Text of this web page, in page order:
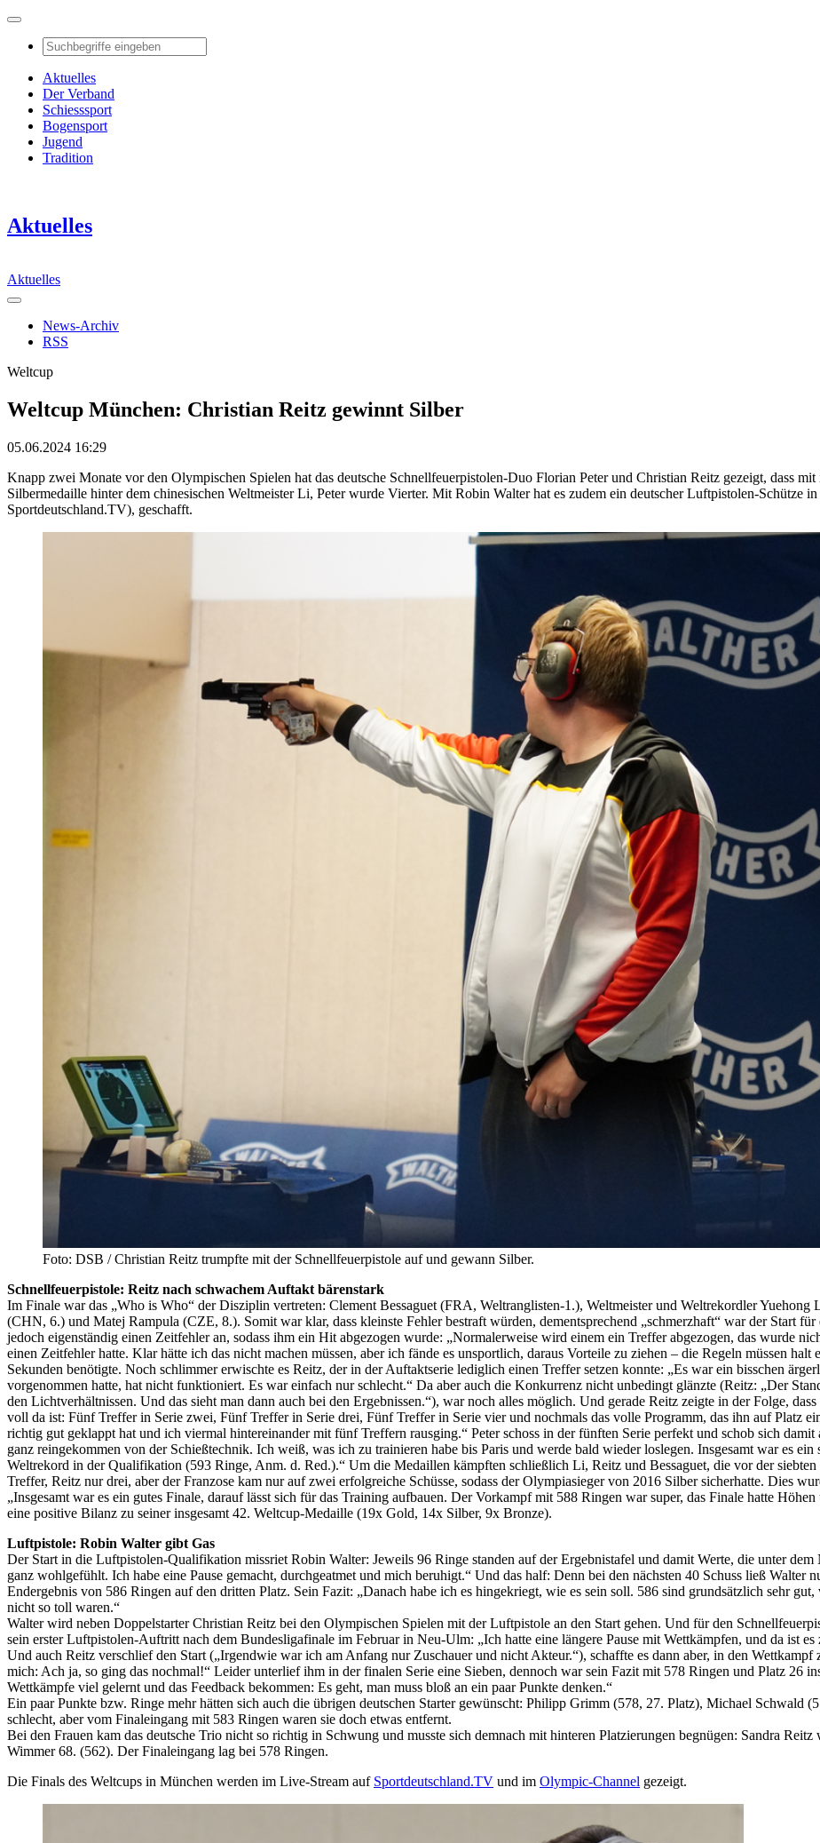
Aktuelles
Der Verband
Schiesssport
Bogensport
Jugend
Tradition
Aktuelles
Aktuelles
News-Archiv
RSS
Weltcup
Weltcup München: Christian Reitz gewinnt Silber
05.06.2024 16:29
Knapp zwei Monate vor den Olympischen Spielen hat das deutsche Schnellfeuerpistolen-Duo Florian Peter und Christian Reitz gezeigt, dass
Silbermedaille hinter dem chinesischen Weltmeister Li, Peter wurde Vierter. Mit Robin Walter hat es zudem ein deutscher Luftpistolen-Schütze
Sportdeutschland.TV), geschafft.
Foto: DSB / Christian Reitz trumpfte mit der Schnellfeuerpistole auf und gewann Silber.
Schnellfeuerpistole: Reitz nach schwachem Auftakt bärenstark
Im Finale war das „Who is Who“ der Disziplin vertreten: Clement Bessaguet (FRA, Weltranglisten-1.), Weltmeister und Weltrekordler
(CHN, 6.) und Matej Rampula (CZE, 8.). Somit war klar, dass kleinste Fehler bestraft würden, dementsprechend „schmerzhaft“ war der Start
jedoch eigenständig einen Zeitfehler an, sodass ihm ein Hit abgezogen wurde: „Normalerweise wird einem ein Treffer abgezogen, das wurde
einen Zeitfehler hatte. Klar hätte ich das nicht machen müssen, aber ich fände es unsportlich, daraus Vorteile zu ziehen – die Regeln müssen halt
Sekunden benötigte. Noch schlimmer erwischte es Reitz, der in der Auftaktserie lediglich einen Treffer setzen konnte: „Es war ein bisschen
vorgenommen hatte, hat nicht funktioniert. Es war einfach nur schlecht.“ Da aber auch die Konkurrenz nicht unbedingt glänzte (Reitz: „Der
den Lichtverhältnissen. Und das sieht man dann auch bei den Ergebnissen.“), war noch alles möglich. Und gerade Reitz zeigte in der Folge,
voll da ist: Fünf Treffer in Serie zwei, Fünf Treffer in Serie drei, Fünf Treffer in Serie vier und nochmals das volle Programm, das ihn auf Platz
richtig gut geklappt hat und ich viermal hintereinander mit fünf Treffern rausging.“ Peter schoss in der fünften Serie perfekt und schob sich
ganz reingekommen von der Schießtechnik. Ich weiß, was ich zu trainieren habe bis Paris und werde bald wieder loslegen. Insgesamt war es
Weltrekord in der Qualifikation (593 Ringe, Anm. d. Red.).“ Um die Medaillen kämpften schließlich Li, Reitz und Bessaguet, die vor der
Treffer, Reitz nur drei, aber der Franzose kam nur auf zwei erfolgreiche Schüsse, sodass der Olympiasieger von 2016 Silber sicherhatte. Dies
„Insgesamt war es ein gutes Finale, darauf lässt sich für das Training aufbauen. Der Vorkampf mit 588 Ringen war super, das Finale hatte
eine positive Bilanz zu seiner insgesamt 42. Weltcup-Medaille (19x Gold, 14x Silber, 9x Bronze).
Luftpistole: Robin Walter gibt Gas
Der Start in die Luftpistolen-Qualifikation missriet Robin Walter: Jeweils 96 Ringe standen auf der Ergebnistafel und damit Werte, die unter
ganz wohlgefühlt. Ich habe eine Pause gemacht, durchgeatmet und mich beruhigt.“ Und das half: Denn bei den nächsten 40 Schuss ließ Walter
Endergebnis von 586 Ringen auf den dritten Platz. Sein Fazit: „Danach habe ich es hingekriegt, wie es sein soll. 586 sind grundsätzlich sehr
nicht so toll waren.“
Walter wird neben Doppelstarter Christian Reitz bei den Olympischen Spielen mit der Luftpistole an den Start gehen. Und für den
sein erster Luftpistolen-Auftritt nach dem Bundesligafinale im Februar in Neu-Ulm: „Ich hatte eine längere Pause mit Wettkämpfen, und da ist
Und auch Reitz verschlief den Start („Irgendwie war ich am Anfang nur Zuschauer und nicht Akteur.“), schaffte es dann aber, in den
mich: Ach ja, so ging das nochmal!“ Leider unterlief ihm in der finalen Serie eine Sieben, dennoch war sein Fazit mit 578 Ringen und Platz 26
Wettkämpfe viel gelernt und das Feedback bekommen: Es geht, man muss bloß an ein paar Punkte denken.“
Ein paar Punkte bzw. Ringe mehr hätten sich auch die übrigen deutschen Starter gewünscht: Philipp Grimm (578, 27. Platz), Michael Schwald
schlecht, aber vom Finaleingang mit 583 Ringen waren sie doch etwas entfernt.
Bei den Frauen kam das deutsche Trio nicht so richtig in Schwung und musste sich demnach mit hinteren Platzierungen begnügen: Sandra
Wimmer 68. (562). Der Finaleingang lag bei 578 Ringen.
Die Finals des Weltcups in München werden im Live-Stream auf Sportdeutschland.TV und im Olympic-Channel gezeigt.